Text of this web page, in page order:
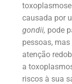
causada por
gondii, pode
pessoas,
atenção
a
riscos à sua